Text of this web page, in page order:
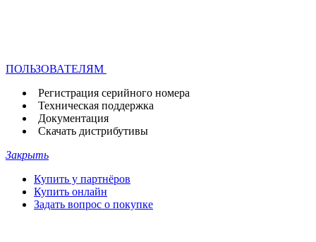
ПОЛЬЗОВАТЕЛЯМ
Регистрация серийного номера
Техническая поддержка
Документация
Скачать дистрибутивы
Закрыть
Купить у партнёров
Купить онлайн
Задать вопрос о покупке